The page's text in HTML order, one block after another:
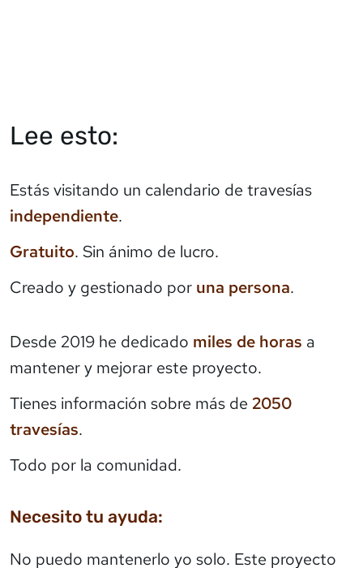
Lee esto:
Estás visitando un calendario de travesías
independiente.
Gratuito. Sin ánimo de lucro.
Creado y gestionado por una persona.
Desde 2019 he dedicado miles de horas a
mantener y mejorar este proyecto.
Tienes información sobre más de 2050
travesías.
Todo por la comunidad.
Necesito tu ayuda:
No puedo mantenerlo yo solo. Este proyecto